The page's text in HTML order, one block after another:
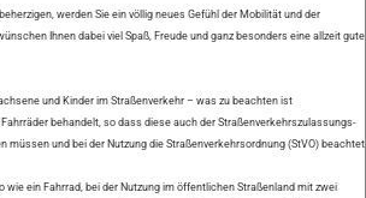
werden Sie ein völlig neues Gefühl der Mobilität und der
Ihnen dabei viel Spaß, Freude und ganz besonders eine allzeit gute
und Kinder im Straßenverkehr – was zu beachten ist
behandelt, so dass diese auch der Straßenverkehrszulassungs-
müssen und bei der Nutzung die Straßenverkehrsordnung (StVO) beachtet
wie ein Fahrrad, bei der Nutzung im öffentlichen Straßenland mit zwei